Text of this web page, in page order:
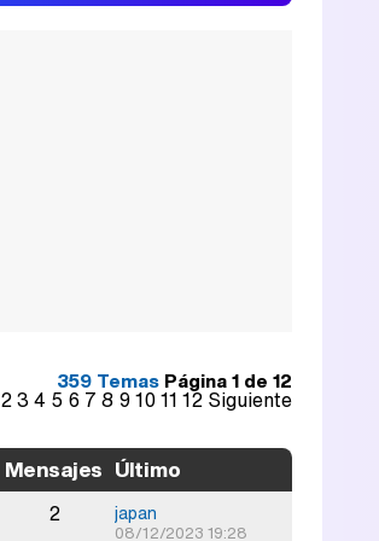
359 Temas Página1 de 12
234 5 6 7 8 91011 12 Siguiente
Mensajes Último
2 japan
08/12/2023 19:28